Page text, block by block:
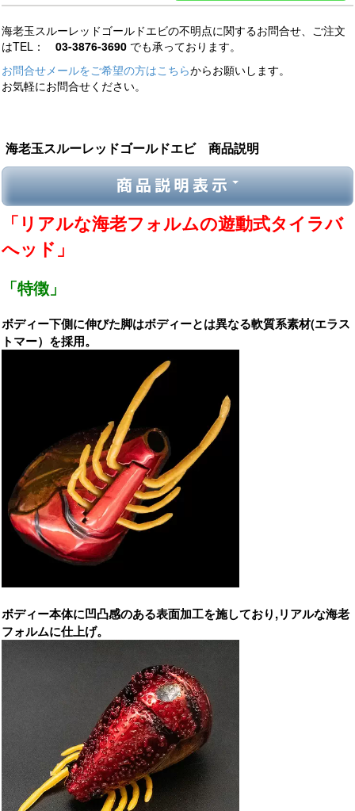
海老玉スルーレッドゴールドエビの不明点に関するお問合せ、ご注文
はTEL： 03-3876-3690 でも承っております。
お問合せメールをご希望の方はこちらからお願いします。
お気軽にお問合せください。
海老玉スルーレッドゴールドエビ 商品説明
商品説明表示
「リアルな海老フォルムの遊動式タイラバ
へッド」
「特徴」
ボディー下側に伸びた脚はボディーとは異なる軟質系素材(エラス
トマー）を採用。
ボディー本体に凹凸感のある表面加工を施しており,リアルな海老
フォルムに仕上げ。